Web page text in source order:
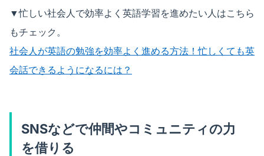
▼忙しい社会人で効率よく英語学習を進めたい人はこちら
もチェック。
社会人が英語の勉強を効率よく進める方法！忙しくても英
会話できるようになるには？
SNSなどで仲間やコミュニティの力
を借りる